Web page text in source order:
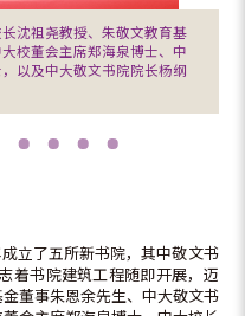
沈祖尧教授、朱敬文教育基
校董会主席郑海泉博士、中
以及中大敬文书院院长杨纲
立了五所新书院，其中敬文书
着书院建筑工程随即开展，迈
董事朱恩余先生、中大敬文书